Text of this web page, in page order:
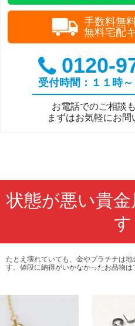
手数料無料
無料宅配
0120-
受付時間：１１時
お電話でのご相談
まずはお気軽にお問
状態が悪い貴
す
たとえ壊れていても、金やプラチナは
す。値段に納得がいかなかったお品物は